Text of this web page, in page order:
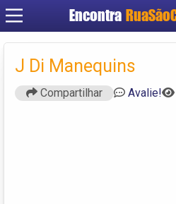
Encontra
J Di Manequins
Compartilhar Avalie!